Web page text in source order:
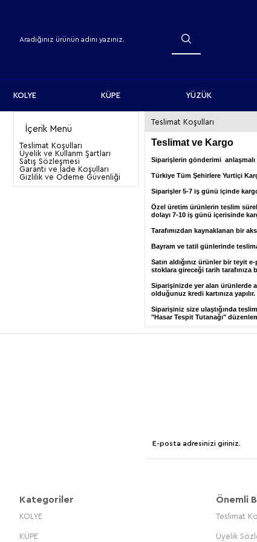
KOLYE KÜPE YÜZÜK
İçerik Menü
Teslimat Koşulları
Üyelik ve Kullanm Şartları
Satış Sözleşmesi
Garanti ve İade Koşulları
Gizlilik ve Ödeme Güvenliği
Teslimat Koşulları
Teslimat ve Kargo
Siparişlerin gönderimi
Türkiye Tüm Şehirlere Yurtiçi
Siparişler 5-7 iş günü içinde
Özel üretim ürünlerin teslim
dolayı 7-10 iş günü içerisinde
Tarafımızdan kaynaklanan bir
Bayram ve tatil günlerinde
Satın aldığınız ürünler bir teyit
stoklara gireceği tarih tarafınıza
Siparişinizde yer alan ürünlerde
olduğunuz kredi kartınıza yapılır.
Siparişiniz size ulaştığında
"Hasar Tespit Tutanağı"
Kategoriler
KOLYE
KÜPE
Önemli
Teslimat
Üyelik